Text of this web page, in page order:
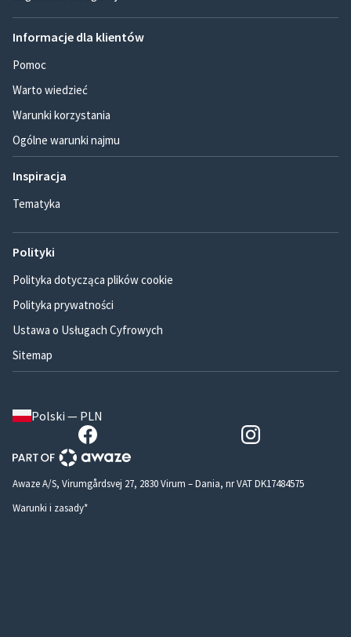
Informacje dla klientów
Pomoc
Warto wiedzieć
Warunki korzystania
Ogólne warunki najmu
Inspiracja
Tematyka
Polityki
Polityka dotycząca plików cookie
Polityka prywatności
Ustawa o Usługach Cyfrowych
Sitemap
Polski — PLN
Awaze A/S, Virumgårdsvej 27, 2830 Virum – Dania, nr VAT DK17484575
Warunki i zasady*